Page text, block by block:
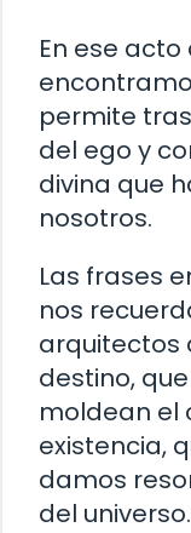
En ese
permite
del ego y
divina que
nosotros.
Las frases
nos
arquitectos
destino,
moldean el
existencia,
damos
del universo.